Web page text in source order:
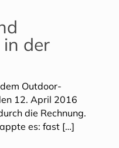
der
Outdoor-
12. April 2016
die Rechnung.
es: fast […]